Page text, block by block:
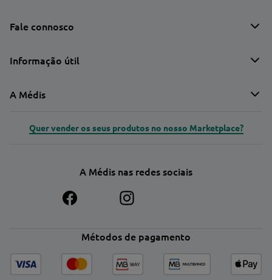
Fale connosco
Informação útil
A Médis
Quer vender os seus produtos no nosso Marketplace?
A Médis nas redes sociais
Métodos de pagamento